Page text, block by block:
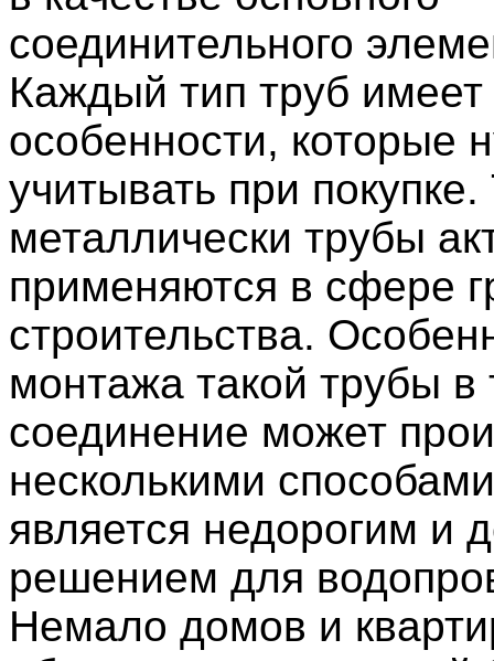
соединительного
Каждый тип труб имеет
особенности, которые
учитывать при покупке.
металлически трубы
применяются в сфере
строительства.
монтажа такой трубы в
соединение может
несколькими
является недорогим и
решением для
Немало домов и